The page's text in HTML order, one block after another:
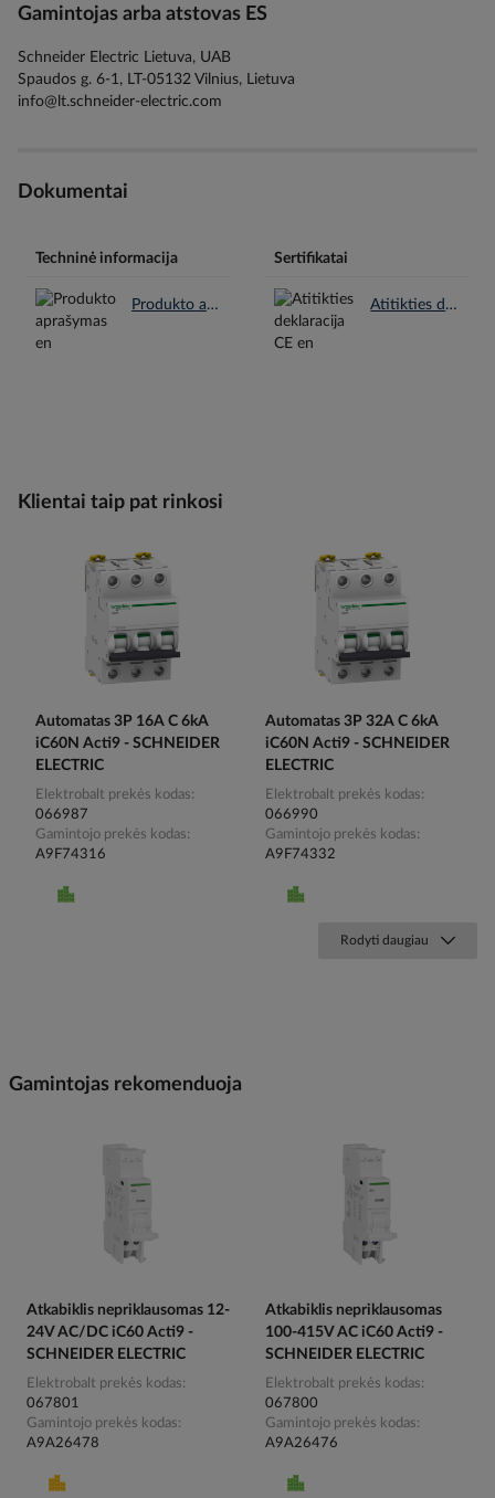
Gamintojas arba atstovas ES
Schneider Electric Lietuva, UAB
Spaudos g. 6-1, LT-05132 Vilnius, Lietuva
info@lt.schneider-electric.com
Dokumentai
Techninė informacija
Produkto aprašymas en.pdf
Sertifikatai
Atitikties deklaracija CE en.pdf
Klientai taip pat rinkosi
Automatas 3P 16A C 6kA
iC60N Acti9 - SCHNEIDER
ELECTRIC
Elektrobalt prekės kodas
066987
Gamintojo prekės kodas
A9F74316
Automatas 3P 32A C 6kA
iC60N Acti9 - SCHNEIDER
ELECTRIC
Elektrobalt prekės kodas
066990
Gamintojo prekės kodas
A9F74332
Rodyti daugiau
Gamintojas rekomenduoja
Atkabiklis nepriklausomas 12-
24V AC/DC iC60 Acti9 -
SCHNEIDER ELECTRIC
Elektrobalt prekės kodas
067801
Gamintojo prekės kodas
A9A26478
Atkabiklis nepriklausomas
100-415V AC iC60 Acti9 -
SCHNEIDER ELECTRIC
Elektrobalt prekės kodas
067800
Gamintojo prekės kodas
A9A26476